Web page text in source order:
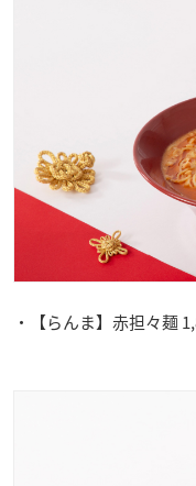
・【らんま】赤担々麺